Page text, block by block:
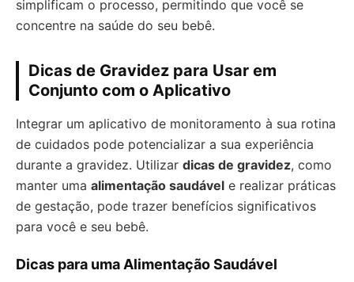
simplificam o processo, permitindo que você se
concentre na saúde do seu bebê.
Dicas de Gravidez para Usar em
Conjunto com o Aplicativo
Integrar um aplicativo de monitoramento à sua rotina
de cuidados pode potencializar a sua experiência
durante a gravidez. Utilizar dicas de gravidez, como
manter uma alimentação saudável e realizar práticas
de gestação, pode trazer benefícios significativos
para você e seu bebê.
Dicas para uma Alimentação Saudável